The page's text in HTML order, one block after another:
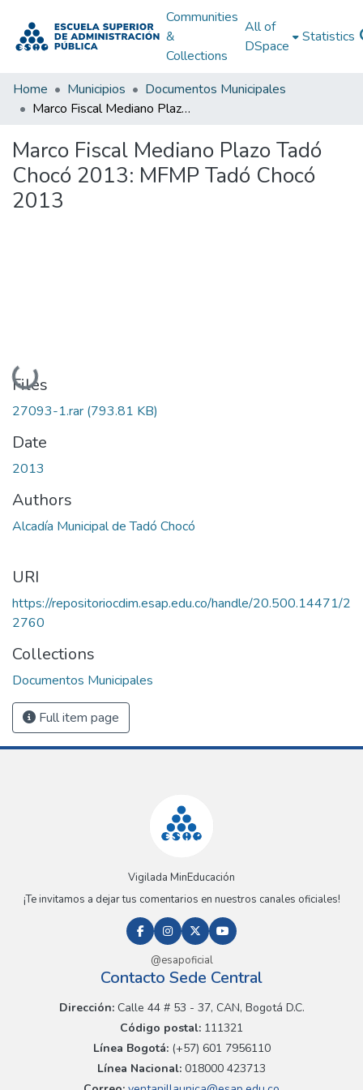
Communities
&
Collections
All of
DSpace
Statistics
Home Municipios
Documentos Municipales
Marco Fiscal Mediano Plazo Tadó Chocó 2013: MFMP Tadó Chocó 2013
Marco Fiscal Mediano Plazo Tadó
Chocó 2013: MFMP Tadó Chocó
2013
Loading...
Files
27093-1.rar (793.81 KB)
Date
2013
Authors
Alcadía Municipal de Tadó Chocó
URI
https://repositoriocdim.esap.edu.co/handle/20.500.14471/2
2760
Collections
Documentos Municipales
Full item page
Vigilada MinEducación
¡Te invitamos a dejar tus comentarios en nuestros canales oficiales!
@esapoficial
Contacto Sede Central
Dirección:Calle 44 # 53 - 37, CAN, Bogotá D.C.
Código postal: 111321
Línea Bogotá:(+57) 601 7956110
Línea Nacional: 018000 423713